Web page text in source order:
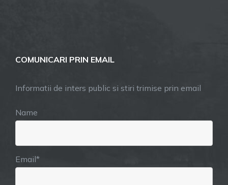
COMUNICARI PRIN EMAIL
Informatii de inters public si stiri trimise prin email
Name
Email*